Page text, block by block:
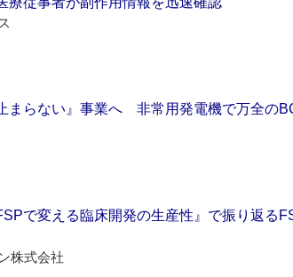
まらない』事業へ 非常用発電機で万全の
で変える臨床開発の生産性』で振り返る
株式会社